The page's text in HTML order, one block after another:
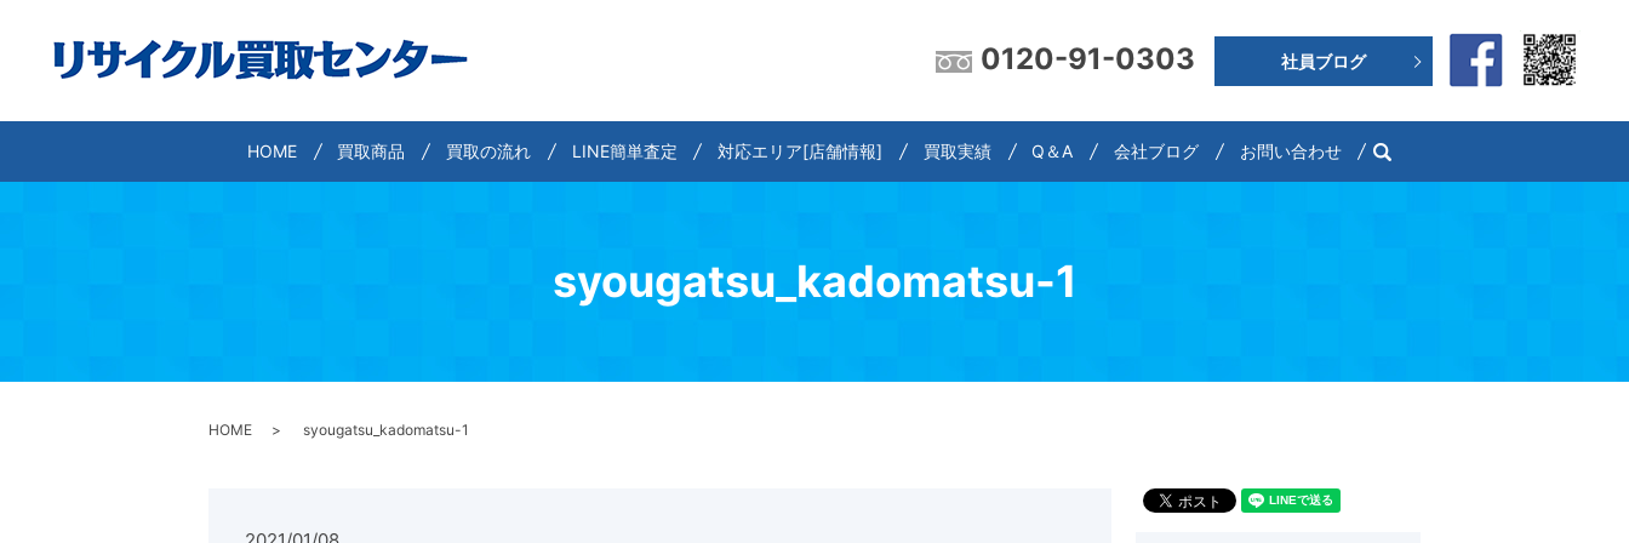
0120-91-0303
HOME 買取商品 買取の流れ LINE簡単査定 対応エリア[店舗情報] 買取実績 Q＆A 会社ブログ
社員ブログ
お問い合わせ search
syougatsu_kadomatsu-1
HOME syougatsu_kadomatsu-1